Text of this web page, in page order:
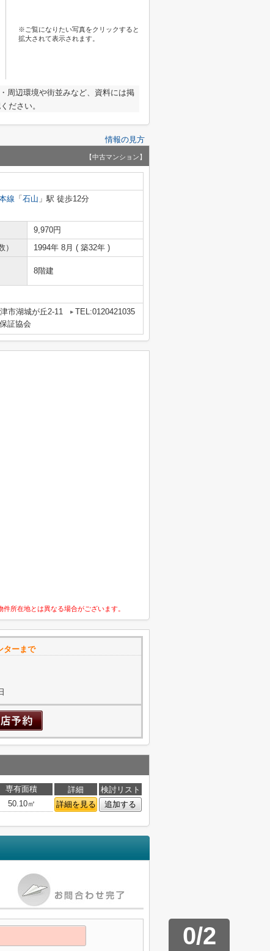
※ご覧になりたい写真をクリックすると
拡大されて表示されます。
周辺環境や街並みなど、資料には掲
ださい。
情報の見方
【中古マンション】
線 「 石山 」駅 徒歩12分
9,970円
） 1994年 8月 ( 築32年 )
8階建
市湖城が丘2-11
TEL:0120421035
証協会
所在地とは異なる場合がございます。
ターまで
専有面積 詳細
検討リスト
50.10㎡ 詳細を見る 追加する
0/2